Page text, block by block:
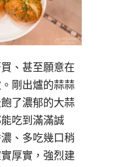
、甚至願意在
剛出爐的蒜蒜
了濃郁的大蒜
吃到滿滿誠
、多吃幾口稍
厚實，強烈建